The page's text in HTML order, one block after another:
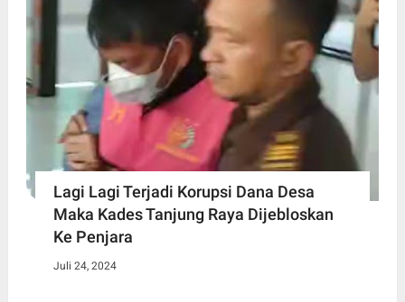
Lagi Lagi Terjadi Korupsi Dana Desa
Maka Kades Tanjung Raya Dijebloskan
Ke Penjara
Juli 24, 2024